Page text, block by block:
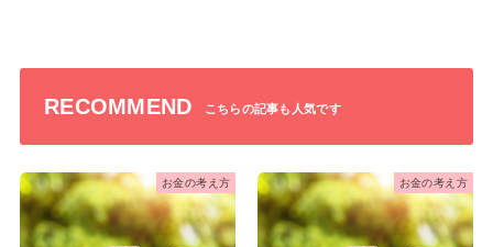
RECOMMEND
お金の考え方 お金の考え方